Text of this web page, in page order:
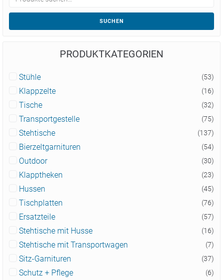
SUCHEN
PRODUKTKATEGORIEN
Stühle (53)
Klappzelte (16)
Tische (32)
Transportgestelle (75)
Stehtische (137)
Bierzeltgarnituren (54)
Outdoor (30)
Klapptheken (23)
Hussen (45)
Tischplatten (76)
Ersatzteile (57)
Stehtische mit Husse (16)
Stehtische mit Transportwagen (7)
Sitz-Garnituren (37)
Schutz + Pflege (6)